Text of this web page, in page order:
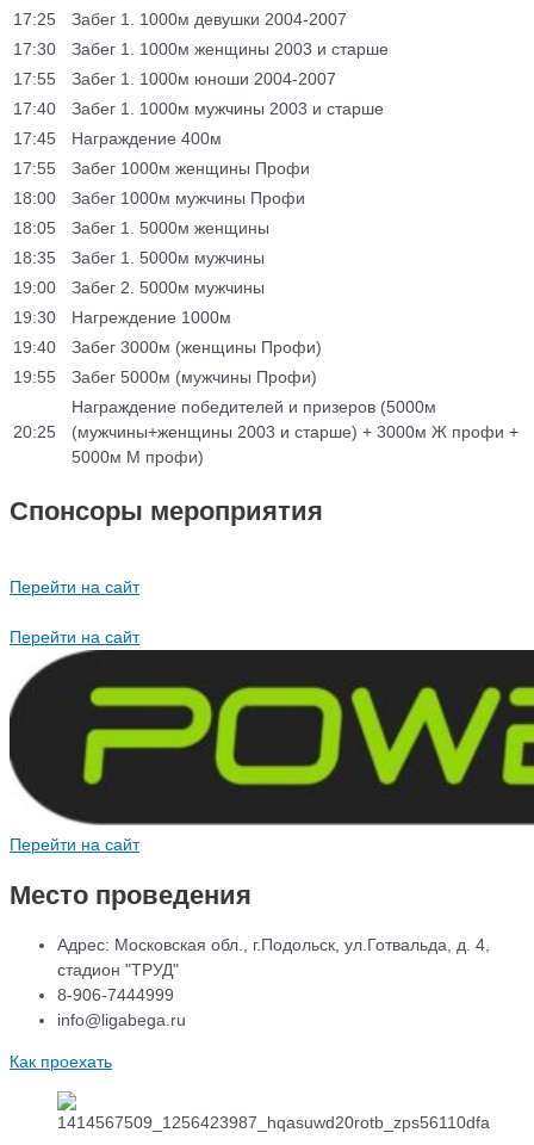
17:25
Забег 1. 1000м девушки 2004-2007
17:30
Забег 1. 1000м женщины 2003 и старше
17:55
Забег 1. 1000м юноши 2004-2007
17:40
Забег 1. 1000м мужчины 2003 и старше
17:45
Награждение 400м
17:55
Забег 1000м женщины Профи
18:00
Забег 1000м мужчины Профи
18:05
Забег 1. 5000м женщины
18:35
Забег 1. 5000м мужчины
19:00
Забег 2. 5000м мужчины
19:30
Нагреждение 1000м
19:40
Забег 3000м (женщины Профи)
19:55
Забег 5000м (мужчины Профи)
20:25
Награждение победителей и призеров (5000м
(мужчины+женщины 2003 и старше) + 3000м Ж профи +
5000м М профи)
Спонсоры мероприятия
Перейти на сайт
Перейти на сайт
Перейти на сайт
Место проведения
Адрес: Московская обл., г.Подольск, ул.Готвальда, д. 4,
стадион "ТРУД"
8-906-7444999
info@ligabega.ru
Как проехать